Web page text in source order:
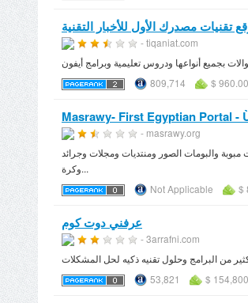
تقنيات مصدرك الأول للأخبار التقنية
- tiqaniat.com
809,714 $ 960.00
Masrawy- First Egyptian Portal - Ù
- masrawy.org
والبومات الصور ومنتديات ومجلات وجرائد
وكرة...
Not Applicable
$
عرفني دوت كوم
- 3arrafni.com
من البرامج وحلول تقنيه ذكيه لحل المشكلات
53,821
$